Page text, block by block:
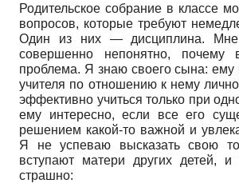
Родительское собрание в классе
вопросов, которые требуют
Один из них — дисциплина.
совершенно непонятно, почему
проблема. Я знаю своего сына:
учителя по отношению к нему
эффективно учиться только при
ему интересно, если все его
решением какой-то важной и
Я не успеваю высказать свою
вступают матери других детей, и
страшно: